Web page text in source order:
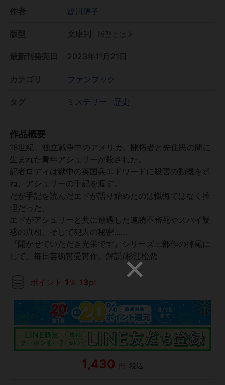
皆川博子
文庫判
2023年11月21日
ファンブック
ミステリー 歴史
作品概要
18世紀、独立戦争中のアメリカ。開拓者と先住民の間に
生まれた青年アシュリーが殺された。
記者ロディは獄中の英国兵エドワードに殺害の動機を尋
ね、アシュリーの手記を渡す。
だが手記を読んだエドが語り始めたのは懺悔ではなく推
理だった。
エドがアシュリーと共に遭遇した連続不審死やスパイ疑
惑の真相、そして犯人の秘密……
『開かせていただき光栄です』シリーズ三部作の掉尾に
して、毎日芸術賞受賞作。解説/杉江松恋
ポイント 1 ％ 13pt
1,430 円 税込